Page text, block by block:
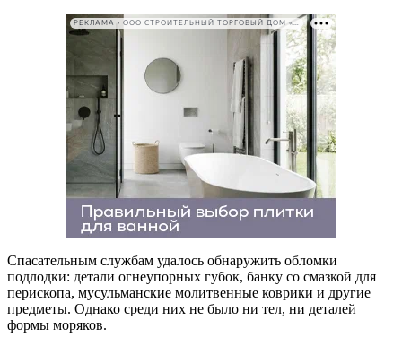
РЕКЛАМА • ООО СТРОИТЕЛЬНЫЙ ТОРГОВЫЙ ДОМ «ПЕТРОВИЧ». ИНН: 7802348846
Спасательным службам удалось обнаружить обломки
подлодки: детали огнеупорных губок, банку со смазкой для
перископа, мусульманские молитвенные коврики и другие
предметы. Однако среди них не было ни тел, ни деталей
формы моряков.